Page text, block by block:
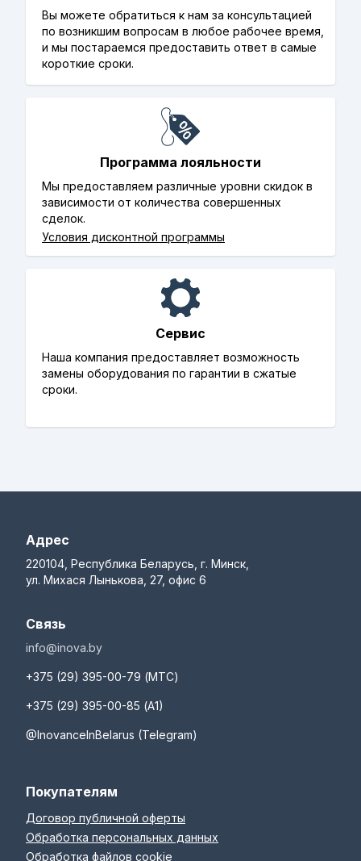
Вы можете обратиться к нам за консультацией
по возникшим вопросам в любое рабочее время,
и мы постараемся предоставить ответ в самые
короткие сроки.
Программа лояльности
Мы предоставляем различные уровни скидок в
зависимости от количества совершенных
сделок.
Условия дисконтной программы
Сервис
Наша компания предоставляет возможность
замены оборудования по гарантии в сжатые
сроки.
Адрес
220104, Республика Беларусь, г. Минск,
ул. Михася Лынькова, 27, офис 6
Связь
info@inova.by
+375 (29) 395-00-79 (МТС)
+375 (29) 395-00-85 (А1)
@InovanceInBelarus (Telegram)
Покупателям
Договор публичной оферты
Обработка персональных данных
Обработка файлов cookie